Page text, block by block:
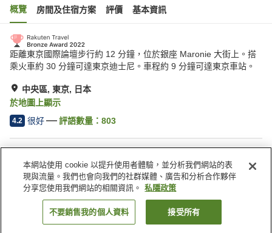
概覽 房間及住宿方案 評價 基本資訊
距離東京國際論壇步行約 12 分鐘，位於銀座 Maronie 大街上。搭
乘火車約 30 分鐘可達東京迪士尼。車程約 9 分鐘可達東京車站。
中央區, 東京, 日本
於地圖上顯示
4.2 很好 評語數量： 803
停車場
水療/美容院
自動販賣機
收費洗衣房
日本 東京 中央區 銀座大榮酒店
找客房
本網站使用 cookie 以提升使用者體驗，並分析我們網站的表
現與流量。我們也會向我們的社群媒體、廣告和分析合作夥伴
分享您使用我們網站的相關資訊。
私隱政策
不要銷售我的個人資料 接受所有